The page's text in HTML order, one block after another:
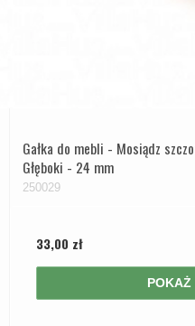
Gałka do mebli - Mosiądz
Głęboki - 24 mm
250029
33,00 zł
POKAŻ